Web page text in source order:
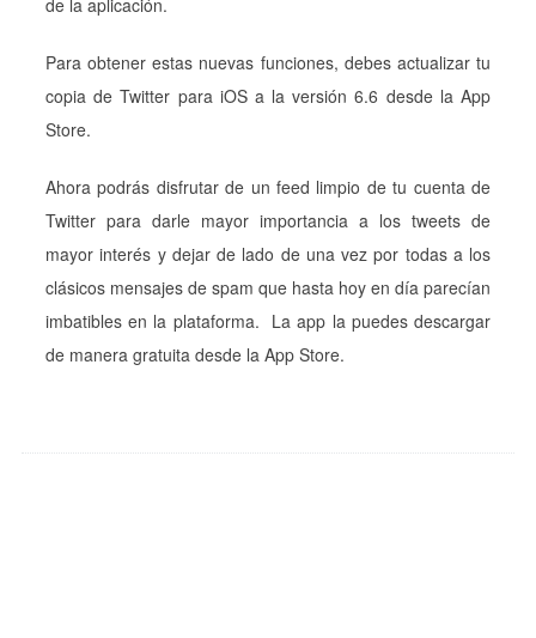
Para obtener estas nuevas funciones, debes actualizar tu
copia de Twitter para iOS a la versión 6.6 desde la App
Store.
Ahora podrás disfrutar de un feed limpio de tu cuenta de
Twitter para darle mayor importancia a los tweets de
mayor interés y dejar de lado de una vez por todas a los
clásicos mensajes de spam que hasta hoy en día parecían
imbatibles en la plataforma. La app la puedes descargar
de manera gratuita desde la App Store.